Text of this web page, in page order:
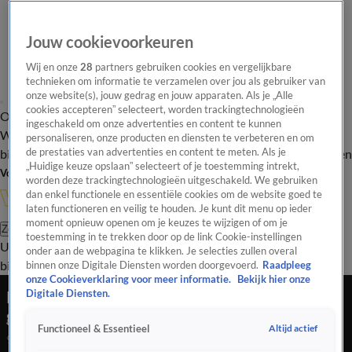
Overzicht Onze programma's Uitzendingen Onze gezichten
In de
WandelgangenInterviewsUitzending
bijwonenPodcastShopVeelgestelde vragenKijkersvraag insturen
Volg Vandaag Inside
Zoeken
UitzendingenVandaag InsideDe OranjezomerShopUitzending
bijwonen
René ziet Van Gaal zichzelf schouderklopje
geven: 'Héérlijk man!'
9 juni 2022, 22:38
Jouw cookievoorkeuren
Wij en onze28 partners gebruiken cookies en vergelijkbare
technieken om informatie te verzamelen over jou als gebruiker van
onze website(s), jouw gedrag en jouw apparaten. Als je „Alle
cookies accepteren” selecteert, worden trackingtechnologieën
ingeschakeld om onze advertenties en content te kunnen
personaliseren, onze producten en diensten te verbeteren en om
de prestaties van advertenties en content te meten. Als je
„Huidige keuze opslaan” selecteert of je toestemming intrekt,
worden deze trackingtechnologieën uitgeschakeld. We gebruiken
dan enkel functionele en essentiële cookies om de website goed te
laten functioneren en veilig te houden. Je kunt dit menu op ieder
moment opnieuw openen om je keuzes te wijzigen of om je
toestemming in te trekken door op de link Cookie-instellingen
onder aan de webpagina te klikken. Je selecties zullen overal
binnen onze Digitale Diensten worden doorgevoerd. Raadpleeg
onze Cookieverklaring voor meer informatie.
Bekijk hier onze
Digitale Diensten.
Functioneel & Essentieel Altijd actief